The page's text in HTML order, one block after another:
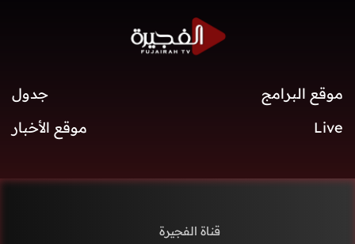
موقع البرامج
جدول
Live
موقع الأخبار
قناة الفجيرة